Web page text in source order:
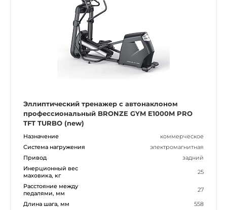
Эллиптический тренажер с автонаклоном
профессиональный BRONZE GYM E1000M PRO
TFT TURBO (new)
Назначение
коммерческое
Система нагружения
электромагнитная
Привод
задний
Инерционный вес
маховика, кг
25
Расстояние между
педалями, мм
27
Длина шага, мм
558